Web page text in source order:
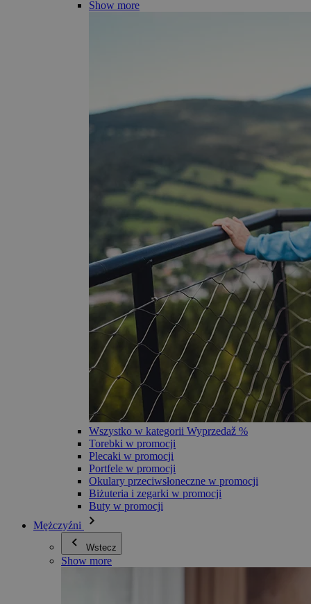
Show more
Wszystko w kategorii Wyprzedaž %
Torebki w promocji
Plecaki w promocji
Portfele w promocji
Okulary przeciwsłoneczne w promocji
Biżuteria i zegarki w promocji
Buty w promocji
Mężczyźni
Wstecz
Show more